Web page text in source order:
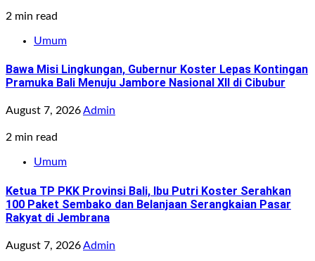
2 min read
Umum
Bawa Misi Lingkungan, Gubernur Koster Lepas Kontingan
Pramuka Bali Menuju Jambore Nasional XII di Cibubur
August 7, 2026Admin
2 min read
Umum
Ketua TP PKK Provinsi Bali, Ibu Putri Koster Serahkan
100 Paket Sembako dan Belanjaan Serangkaian Pasar
Rakyat di Jembrana
August 7, 2026Admin